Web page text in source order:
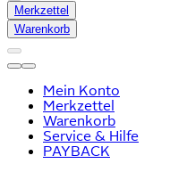
Merkzettel
Warenkorb
Mein Konto
Merkzettel
Warenkorb
Service & Hilfe
PAYBACK